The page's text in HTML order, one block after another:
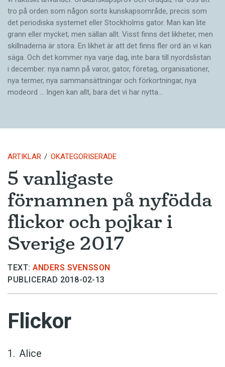
tro på orden som någon sorts kunskapsområde, precis som
det periodiska systemet eller Stockholms gator. Man kan lite
grann eller mycket, men sällan allt. Visst finns det likheter, men
skillnaderna är stora. En likhet är att det finns fler ord än vi kan
säga. Och det kommer nya varje dag, inte bara till nyordslistan
i december: nya namn på varor, gator, företag, organisationer,
nya termer, nya samman­sättningar och förkortningar, nya
modeord … Ingen kan allt, bara det vi har nytta…
ARTIKLAR OKATEGORISERADE
5 vanligaste
förnamnen på nyfödda
flickor och pojkar i
Sverige 2017
TEXT: ANDERS SVENSSON
PUBLICERAD 2018-02-13
Flickor
Alice